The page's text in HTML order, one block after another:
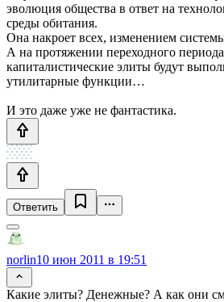
эволюция общества в ответ на
среды обитания.
Она накроет всех, изменением
А на протяжении переходного
капиталистические элиты будут
утилитарные функции…
И это даже уже не фантастика.
Ответить
norlin10 июн 2011 в 19:51
Какие элиты? Денежные? А как они